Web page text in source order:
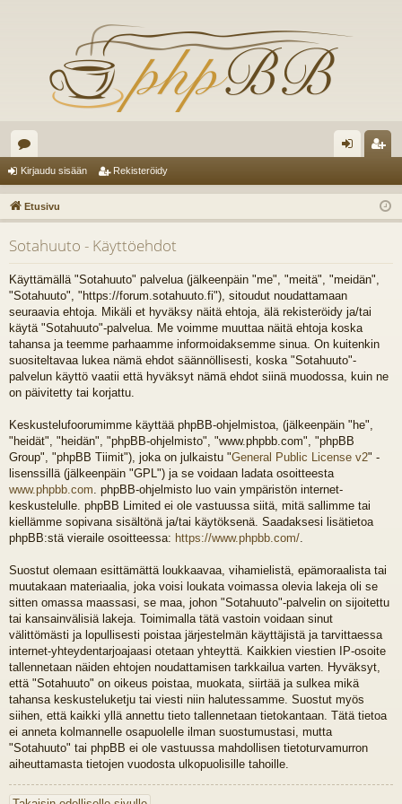
es
ku
st
el
ua
ee
t
au
du
sä
än
ist
er
dy
Kirjaudu sisään Rekisteröidy
Etusivu
Sotahuuto - Käyttöehdot
Käyttämällä "Sotahuuto" palvelua (jälkeenpäin "me", "meitä", "meidän",
"Sotahuuto", "https://forum.sotahuuto.fi"), sitoudut noudattamaan
seuraavia ehtoja. Mikäli et hyväksy näitä ehtoja, älä rekisteröidy ja/tai
käytä "Sotahuuto"-palvelua. Me voimme muuttaa näitä ehtoja koska
tahansa ja teemme parhaamme informoidaksemme sinua. On kuitenkin
suositeltavaa lukea nämä ehdot säännöllisesti, koska "Sotahuuto"-
palvelun käyttö vaatii että hyväksyt nämä ehdot siinä muodossa, kuin ne
on päivitetty tai korjattu.
Keskustelufoorumimme käyttää phpBB-ohjelmistoa, (jälkeenpäin "he",
"heidät", "heidän", "phpBB-ohjelmisto", "www.phpbb.com", "phpBB
Group", "phpBB Tiimit"), joka on julkaistu "General Public License v2" -
lisenssillä (jälkeenpäin "GPL") ja se voidaan ladata osoitteesta
www.phpbb.com . phpBB-ohjelmisto luo vain ympäristön internet-
keskustelulle. phpBB Limited ei ole vastuussa siitä, mitä sallimme tai
kiellämme sopivana sisältönä ja/tai käytöksenä. Saadaksesi lisätietoa
phpBB:stä vieraile osoitteessa: https://www.phpbb.com/
Suostut olemaan esittämättä loukkaavaa, vihamielistä, epämoraalista tai
muutakaan materiaalia, joka voisi loukata voimassa olevia lakeja oli se
sitten omassa maassasi, se maa, johon "Sotahuuto"-palvelin on sijoitettu
tai kansainvälisiä lakeja. Toimimalla tätä vastoin voidaan sinut
välittömästi ja lopullisesti poistaa järjestelmän käyttäjistä ja tarvittaessa
internet-yhteydentarjoajaasi otetaan yhteyttä. Kaikkien viestien IP-osoite
tallennetaan näiden ehtojen noudattamisen tarkkailua varten. Hyväksyt,
että "Sotahuuto" on oikeus poistaa, muokata, siirtää ja sulkea mikä
tahansa keskusteluketju tai viesti niin halutessamme. Suostut myös
siihen, että kaikki yllä annettu tieto tallennetaan tietokantaan. Tätä tietoa
ei anneta kolmannelle osapuolelle ilman suostumustasi, mutta
"Sotahuuto" tai phpBB ei ole vastuussa mahdollisen tietoturvamurron
aiheuttamasta tietojen vuodosta ulkopuolisille tahoille.